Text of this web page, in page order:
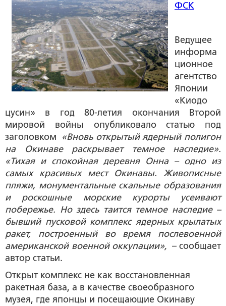
ФСК
Ведущее
информа
ционное
агентство
Японии
«Киодо
цусин» в год 80-летия окончания Второй
мировой войны опубликовало статью под
заголовком
«Вновь открытый ядерный полигон
на Окинаве раскрывает темное наследие».
«Тихая и спокойная деревня Онна – одно из
самых красивых мест Окинавы. Живописные
пляжи, монументальные скальные образования
и роскошные морские курорты усеивают
побережье. Но здесь таится темное наследие –
бывший пусковой комплекс ядерных крылатых
ракет, построенный во время послевоенной
американской военной оккупации», – сообщает
автор статьи.
Открыт комплекс не как восстановленная
ракетная база, а в качестве своеобразного
музея, где японцы и посещающие Окинаву